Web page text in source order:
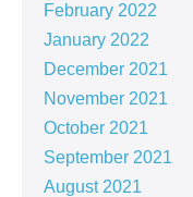
February 2022
January 2022
December 2021
November 2021
October 2021
September 2021
August 2021